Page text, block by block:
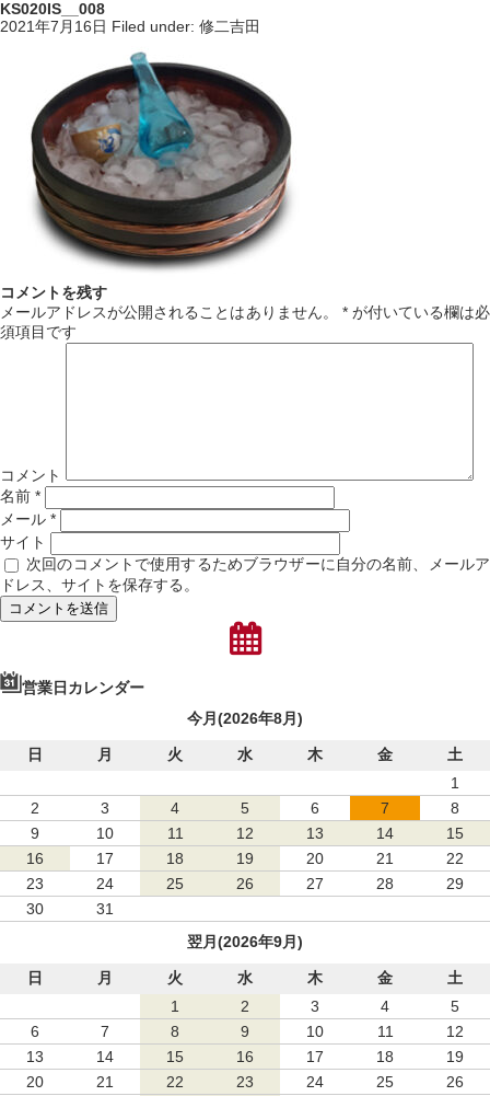
KS020IS__008
2021年7月16日 Filed under: 修二吉田
コメントを残す
メールアドレスが公開されることはありません。
*が付いている欄は必
須項目です
コメント
名前 *
メール *
サイト
次回のコメントで使用するためブラウザーに自分の名前、メールア
ドレス、サイトを保存する。
営業日カレンダー
今月(2026年8月)
日 月 火 水 木 金
土
1
2
3 4 5 6 7
8
9
10 11 12 13 14
15
16
17 18 19 20 21
22
23
24 25 26 27 28
29
30
31
翌月(2026年9月)
日 月 火 水 木 金
土
1
2 3 4
5
6
7 8 9 10 11
12
13
14 15 16 17 18
19
20
21 22 23 24 25
26